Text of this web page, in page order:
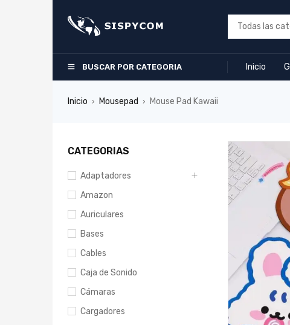
BUSCAR POR CATEGORIA Inicio
Inicio › Mousepad › Mouse Pad Kawaii
CATEGORIAS
Adaptadores
Amazon
Auriculares
Bases
Cables
Caja de Sonido
Cámaras
Cargadores